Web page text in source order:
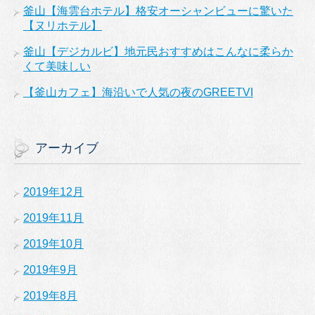
釜山【海雲台ホテル】格安オーシャンビューに驚いた
【ヌリホテル】
釜山【デジカルビ】地元民おすすめはこんなに柔らか
くて美味しい
【釜山カフェ】海沿いで人気の夜のGREETVI
アーカイブ
2019年12月
2019年11月
2019年10月
2019年9月
2019年8月